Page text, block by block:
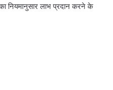
नियमानुसार लाभ प्रदान करने के